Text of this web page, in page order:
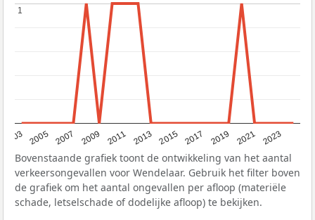
2003 2005 2007 2009 2011 2013 2015 2017 2019 2021 2023
1
1
Bovenstaande grafiek toont de ontwikkeling van het aantal
verkeersongevallen voor Wendelaar. Gebruik het filter boven
de grafiek om het aantal ongevallen per afloop (materiële
schade, letselschade of dodelijke afloop) te bekijken.